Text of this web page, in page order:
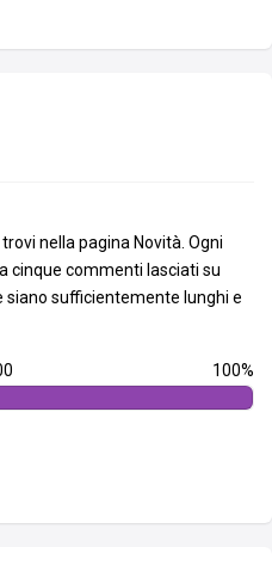
nella pagina Novità. Ogni
cinque commenti lasciati su
siano sufficientemente lunghi e
100%